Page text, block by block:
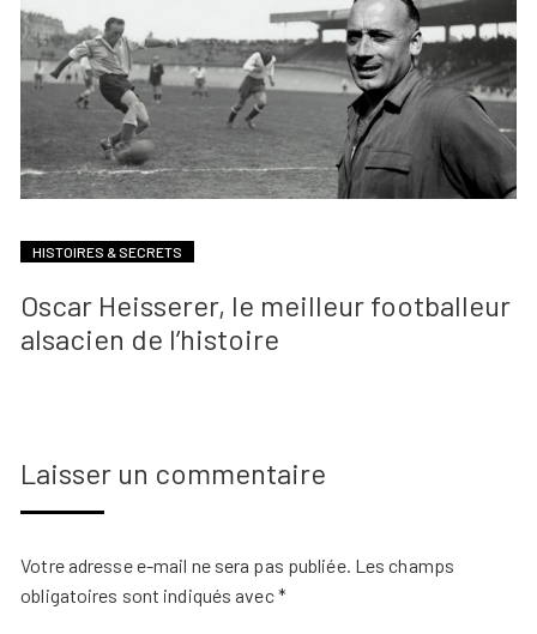
HISTOIRES & SECRETS
Oscar Heisserer, le meilleur footballeur
alsacien de l’histoire
Laisser un commentaire
Votre adresse e-mail ne sera pas publiée. Les champs
obligatoires sont indiqués avec*